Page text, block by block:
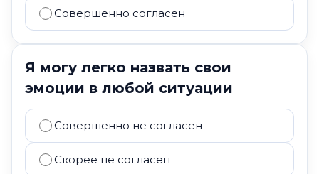
Совершенно согласен
Я могу легко назвать свои
эмоции в любой ситуации
Совершенно не согласен
Скорее не согласен